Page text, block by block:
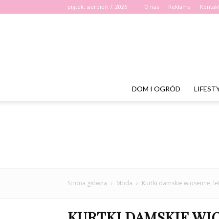
piątek, sierpień 7, 2026 O nas Reklama
DOM I OGRÓD
Strona główna Moda Kurtki damskie wiosenne,